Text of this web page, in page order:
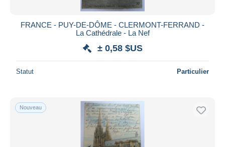
FRANCE - PUY-DE-DÔME - CLERMONT-FERRAND -
La Cathédrale - La Nef
± 0,58 $US
Statut Particulier
Nouveau